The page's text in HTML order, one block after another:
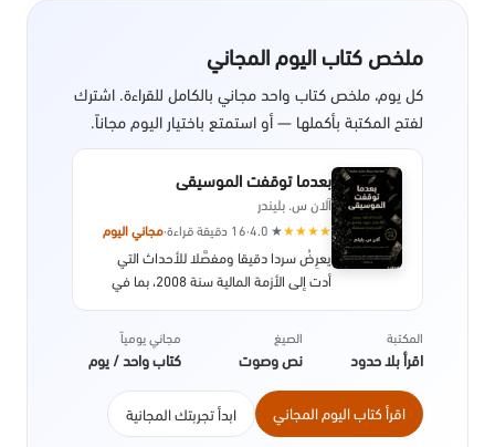
ملخص كتاب اليوم المجاني
كل يوم، ملخص كتاب واحد مجاني بالكامل للقراءة. اشترك
لفتح المكتبة بأكملها — أو استمتع باختيار اليوم مجاناً.
بعدما توقفت الموسيقى
آلان س. بليندر
★
★
★
★
★
4.0
·16 دقيقة قراءة ·مجاني اليوم
يعرِضُ سردا دقيقا ومفصَّلا للأحداث التي
أدت إلى الأزمة المالية سنة 2008، بما في
بحدوث الانهيار الاقتصادي، مع التركيز بشكل
خاص على تداعياتها على الصعيد الدولي. صدر
عن دار النشر بنجوين سنة 2013.
المكتبة
اقرأ بلا حدود
الصيغ
نص وصوت
مجاني يومياً
كتاب واحد / يوم
اقرأ كتاب اليوم المجاني ابدأ تجربتك المجانية